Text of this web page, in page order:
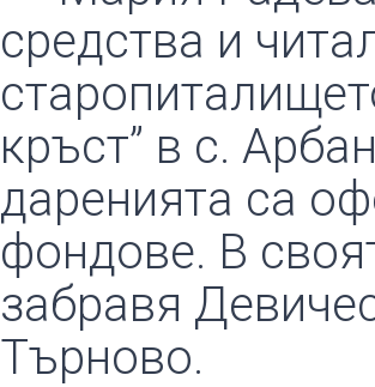
средства и
кръст” в с.
даренията са
фондове. В
забравя
Търново.